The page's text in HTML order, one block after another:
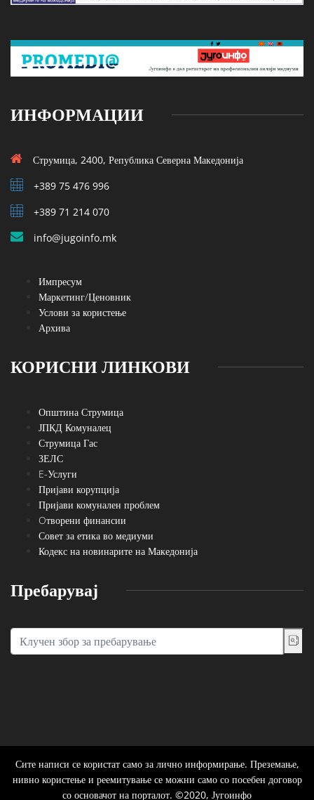
ИНФОРМАЦИИ
Струмица, 2400, Република Северна Македонија
+389 75 476 996
+389 71 214 070
info@jugoinfo.mk
Импресум
Маркетинг/Ценовник
Услови за користење
Архива
КОРИСНИ ЛИНКОВИ
Општина Струмица
ЈПКД Комуналец
Струмица Гас
ЗЕЛС
E-Услуги
Пријави корупција
Пријави комунален проблем
Oтворени финансии
Совет за етика во медиуми
Кодекс на новинарите на Македонија
Пребарувај
Сите написи се користат само за лично информирање. Преземање,
нивно користење и реемитување се можни само со посебен договор
со основачот на порталот. ©2020, Југоинфо